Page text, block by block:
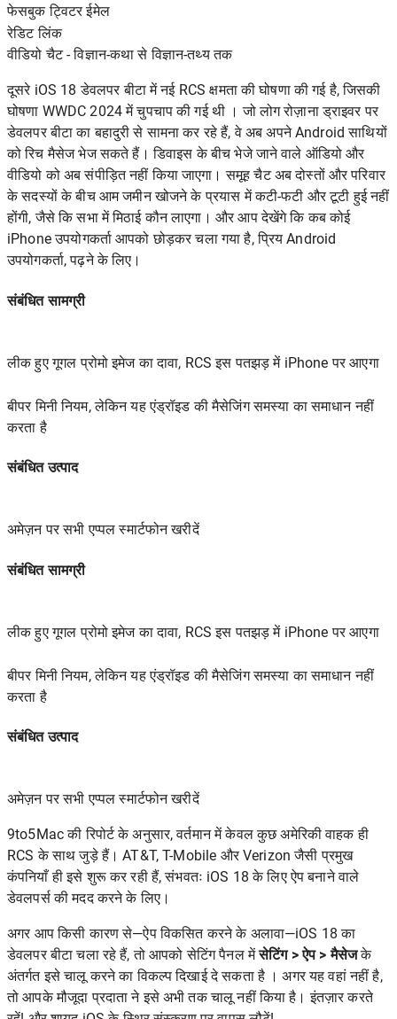
फेसबुक ट्विटर ईमेल
रेडिटलिंक
वीडियो चैट - विज्ञान-कथा से विज्ञान-तथ्य तक
दूसरे iOS 18 डेवलपर बीटा मेंनई RCS क्षमता की घोषणा की गई है, जिसकी
घोषणा WWDC 2024 में चुपचाप की गई थी । जो लोग रोज़ाना ड्राइवर पर
डेवलपर बीटा का बहादुरी से सामना कर रहे हैं, वे अब अपने Android साथियों
को रिच मैसेज भेज सकते हैं। डिवाइस के बीच भेजे जाने वाले ऑडियो और
वीडियो को अब संपीड़ित नहीं किया जाएगा। समूह चैट अब दोस्तों और परिवार
के सदस्यों के बीच आम जमीन खोजने के प्रयास में कटी-फटी और टूटी हुई नहीं
होंगी, जैसे कि सभा में मिठाई कौन लाएगा। और आप देखेंगे कि कब कोई
iPhone उपयोगकर्ता आपको छोड़कर चला गया है, प्रिय Android
उपयोगकर्ता, पढ़ने के लिए।
संबंधित सामग्री
लीक हुए गूगल प्रोमो इमेज का दावा, RCS इस पतझड़ में iPhone पर आएगा
बीपर मिनी नियम, लेकिन यह एंड्रॉइड की मैसेजिंग समस्या का समाधान नहीं
करता है
संबंधित उत्पाद
अमेज़न पर सभी एप्पल स्मार्टफोन खरीदें
संबंधित सामग्री
लीक हुए गूगल प्रोमो इमेज का दावा, RCS इस पतझड़ में iPhone पर आएगा
बीपर मिनी नियम, लेकिन यह एंड्रॉइड की मैसेजिंग समस्या का समाधान नहीं
करता है
संबंधित उत्पाद
अमेज़न पर सभी एप्पल स्मार्टफोन खरीदें
9to5Mac की रिपोर्ट के अनुसार, वर्तमान में केवल कुछ अमेरिकी वाहक ही
RCS के साथ जुड़े हैं। AT&T, T-Mobile और Verizon जैसी प्रमुख
कंपनियाँ ही इसे शुरू कर रही हैं, संभवतः iOS 18 के लिए ऐप बनाने वाले
डेवलपर्स की मदद करने के लिए।
अगर आप किसी कारण से—ऐप विकसित करने के अलावा—iOS 18 का
डेवलपर बीटा चला रहे हैं, तो आपको सेटिंग पैनल मेंसेटिंग > ऐप > मैसेजके
अंतर्गत इसे चालू करने का विकल्प दिखाई दे सकता है । अगर यह वहां नहीं है,
तो आपके मौजूदा प्रदाता ने इसे अभी तक चालू नहीं किया है। इंतज़ार करते